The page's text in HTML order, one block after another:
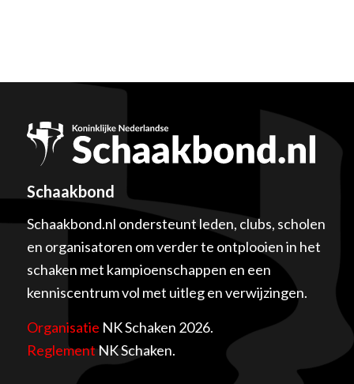
Schaakbond
Schaakbond.nl ondersteunt leden, clubs, scholen
en organisatoren om verder te ontplooien in het
schaken met kampioenschappen en een
kenniscentrum vol met uitleg en verwijzingen.
Organisatie NK Schaken 2026.
ReglementNK Schaken.